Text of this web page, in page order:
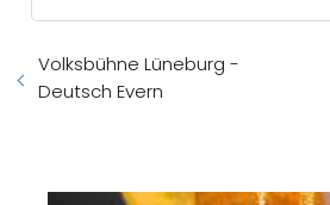
Volksbühne Lüneburg -
Deutsch Evern